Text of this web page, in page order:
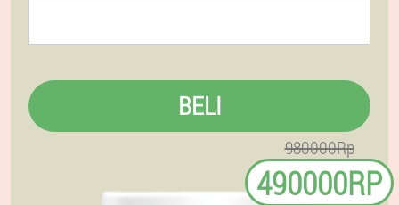
BELI
980000Rp
490000RP